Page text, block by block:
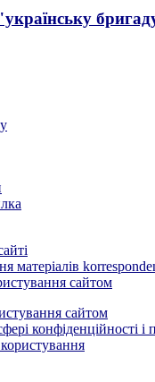
матеріалів
сайтом
сайтом
конфіденційності